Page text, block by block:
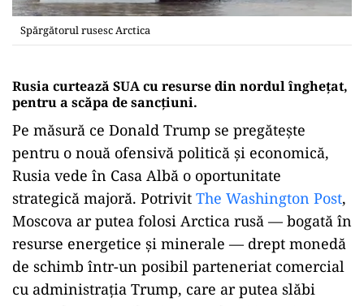
Spărgătorul rusesc Arctica
Rusia curtează SUA cu resurse din nordul înghețat,
pentru a scăpa de sancțiuni.
Pe măsură ce Donald Trump se pregătește
pentru o nouă ofensivă politică și economică,
Rusia vede în Casa Albă o oportunitate
strategică majoră. Potrivit The Washington Post,
Moscova ar putea folosi Arctica rusă — bogată în
resurse energetice și minerale — drept monedă
de schimb într-un posibil parteneriat comercial
cu administrația Trump, care ar putea slăbi